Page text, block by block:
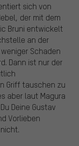
sich von
der mit dem
Bruni entwickelt
an der
Schaden
Dann ist nur der
Griff tauschen zu
aber laut Magura
Deine Gustav
Vorlieben